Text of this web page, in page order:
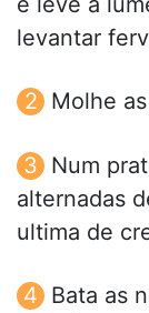
levantar
Molhe
Num
alternadas
ultima de
Bata as